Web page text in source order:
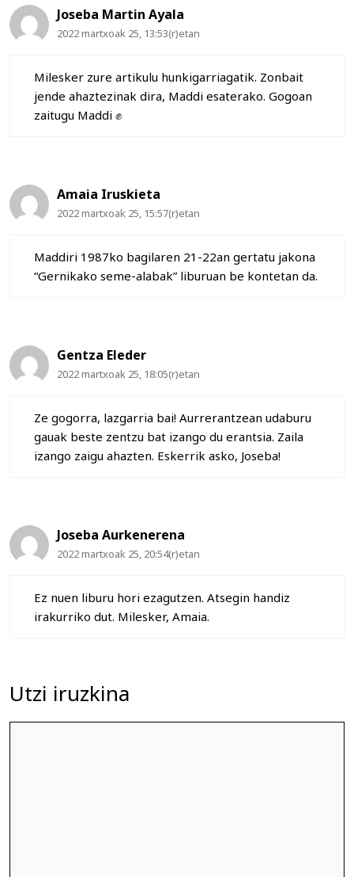
Joseba Martin Ayala
2022 martxoak 25, 13:53(r)etan
Milesker zure artikulu hunkigarriagatik. Zonbait
jende ahaztezinak dira, Maddi esaterako. Gogoan
zaitugu Maddi ✊
Amaia Iruskieta
2022 martxoak 25, 15:57(r)etan
Maddiri 1987ko bagilaren 21-22an gertatu jakona
“Gernikako seme-alabak” liburuan be kontetan da.
Gentza Eleder
2022 martxoak 25, 18:05(r)etan
Ze gogorra, lazgarria bai! Aurrerantzean udaburu
gauak beste zentzu bat izango du erantsia. Zaila
izango zaigu ahazten. Eskerrik asko, Joseba!
Joseba Aurkenerena
2022 martxoak 25, 20:54(r)etan
Ez nuen liburu hori ezagutzen. Atsegin handiz
irakurriko dut. Milesker, Amaia.
Utzi iruzkina